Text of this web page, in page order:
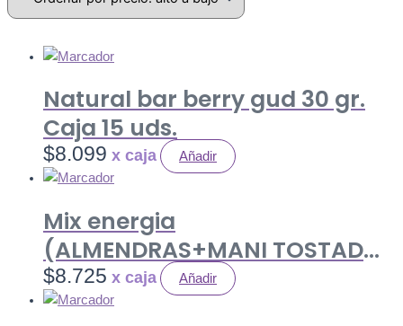
Natural bar berry gud 30 gr.
Caja 15 uds.
$8.099 Añadir
Mix energia
(ALMENDRAS+MANI TOSTADO
SIN SAL+ PASA MORENA) 80 gr.
Caja 12 uds.
$8.725 Añadir